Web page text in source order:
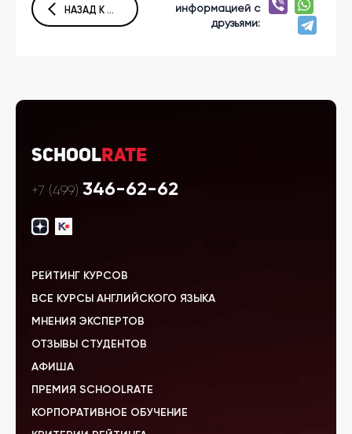
НАЗАД К СПИСКУ СТАТЕЙ
информацией с
друзьями:
School Rate
+7 (499) 346-62-62
РЕЙТИНГ КУРСОВ
ВСЕ КУРСЫ АНГЛИЙСКОГО ЯЗЫКА
МНЕНИЯ ЭКСПЕРТОВ
ОТЗЫВЫ СТУДЕНТОВ
АФИША
ПРЕМИЯ SCHOOLRATE
КОРПОРАТИВНОЕ ОБУЧЕНИЕ